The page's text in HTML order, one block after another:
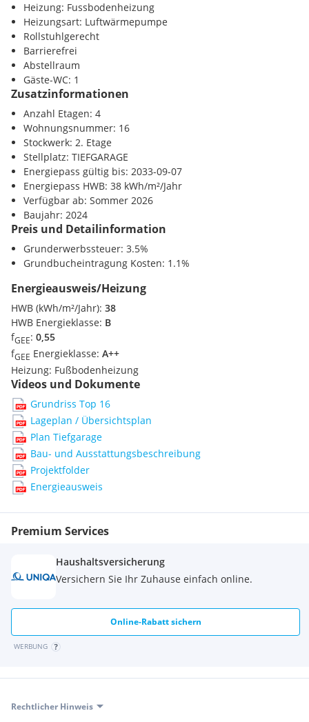
Verkehr
Autobahnanschluss <750m
Bahnhof <1800m
Flughafen <5900m
Sonstige
Post <450m
Polizei <950m
Heizung: Fussbodenheizung
Heizungsart: Luftwärmepumpe
Rollstuhlgerecht
Barrierefrei
Abstellraum
Gäste-WC: 1
Zusatzinformationen
Anzahl Etagen: 4
Wohnungsnummer: 16
Stockwerk: 2. Etage
Stellplatz: TIEFGARAGE
Energiepass gültig bis: 2033-09-07
Energiepass HWB: 38 kWh/m²/Jahr
Verfügbar ab: Sommer 2026
Baujahr: 2024
Preis und Detailinformation
Grunderwerbssteuer: 3.5%
Grundbucheintragung Kosten: 1.1%
Energieausweis/Heizung
HWB (kWh/m²/Jahr): 38
HWB Energieklasse: B
fGEE: 0,55
fGEE Energieklasse: A++
Heizung: Fußbodenheizung
Videos und Dokumente
Grundriss Top 16
Lageplan / Übersichtsplan
Plan Tiefgarage
Bau- und Ausstattungsbeschreibung
Projektfolder
Energieausweis
Premium Services
Haushaltsversicherung
Versichern Sie Ihr Zuhause einfach online.
Online-Rabatt sichern
WERBUNG
Rechtlicher Hinweis